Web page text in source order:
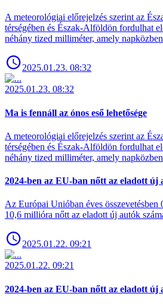
A meteorológiai előrejelzés szerint az
térségében és Észak-Alföldön fordulhat
néhány tized milliméter, amely
2025.01.23. 08:32
2025.01.23. 08:32
Ma is fennáll az ónos eső lehetősége
A meteorológiai előrejelzés szerint az
térségében és Észak-Alföldön fordulhat
néhány tized milliméter, amely
2024-ben az EU-ban nőtt az eladott új
Az Európai Unióban éves összevetésben
10,6 millióra nőtt az eladott új autók
2025.01.22. 09:21
2025.01.22. 09:21
2024-ben az EU-ban nőtt az eladott új